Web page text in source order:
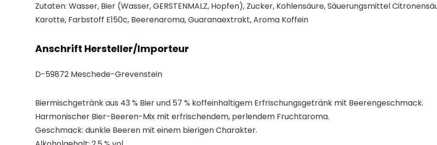
Zutaten: Wasser, Bier (Wasser, GERSTENMALZ, Hopfen), Zucker, Kohlensäure, Säuerungsmittel
Karotte, Farbstoff E150c, Beerenaroma, Guaranaextrakt, Aroma Koffein
Anschrift Hersteller/Importeur
D-59872 Meschede-Grevenstein
Biermischgetränk aus 43 % Bier und 57 % koffeinhaltigem Erfrischungsgetränk mit Beerengeschmack.
Harmonischer Bier-Beeren-Mix mit erfrischendem, perlendem Fruchtaroma.
Geschmack: dunkle Beeren mit einem bierigen Charakter.